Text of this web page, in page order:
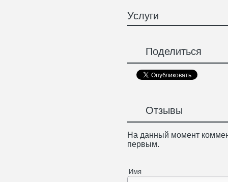
Услуги
Поделиться
Отзывы
На данный момент
первым.
Имя